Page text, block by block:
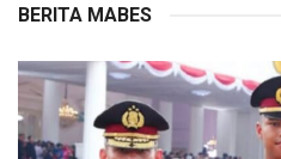
BERITA MABES